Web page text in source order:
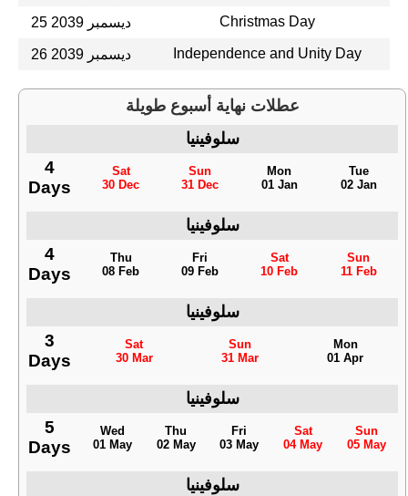
25 ديسمبر 2039 Christmas Day
26 ديسمبر 2039 Independence and Unity Day
عطلات نهاية أسبوع طويلة
سلوفينيا
4
Days
Sat
30 Dec
Sun
31 Dec
Mon
01 Jan
Tue
02 Jan
سلوفينيا
4
Days
Thu
08 Feb
Fri
09 Feb
Sat
10 Feb
Sun
11 Feb
سلوفينيا
3
Days
Sat
30 Mar
Sun
31 Mar
Mon
01 Apr
سلوفينيا
5
Days
Wed
01 May
Thu
02 May
Fri
03 May
Sat
04 May
Sun
05 May
سلوفينيا